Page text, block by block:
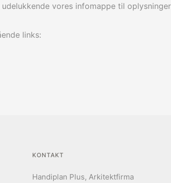
vores infomappe til
links:
KONTAKT
Handiplan Plus, Arkitektfirma